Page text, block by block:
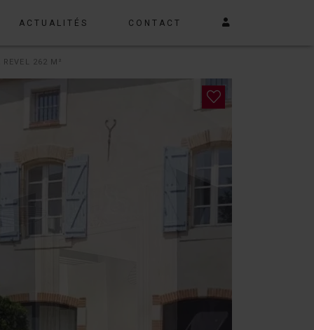
ACTUALITÉS CONTACT
262 M²